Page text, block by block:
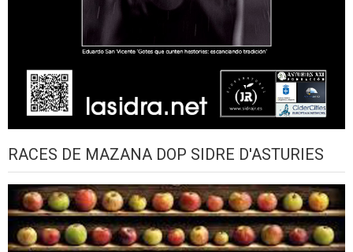
RACES DE MAZANA DOP SIDRE D'ASTURIES